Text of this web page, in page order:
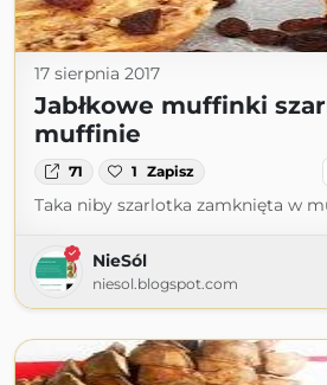
17 sierpnia 2017
Jabłkowe muffinki
muffinie
71 1 Zapisz
Taka niby szarlotka zamknięta w
NieSól
niesol.blogspot.com